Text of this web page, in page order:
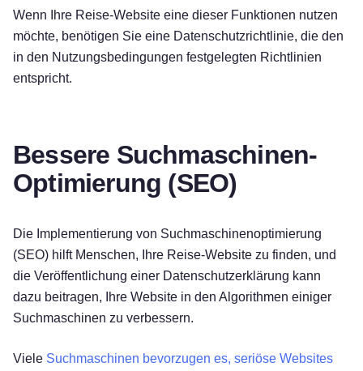
Wenn Ihre Reise-Website eine dieser Funktionen nutzen
möchte, benötigen Sie eine Datenschutzrichtlinie, die den
in den Nutzungsbedingungen festgelegten Richtlinien
entspricht.
Bessere Suchmaschinen-
Optimierung (SEO)
Die Implementierung von Suchmaschinenoptimierung
(SEO) hilft Menschen, Ihre Reise-Website zu finden, und
die Veröffentlichung einer Datenschutzerklärung kann
dazu beitragen, Ihre Website in den Algorithmen einiger
Suchmaschinen zu verbessern.
Viele Suchmaschinen bevorzugen es, seriöse Websites